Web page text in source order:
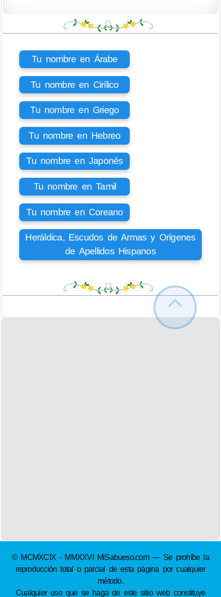
Tu nombre en Árabe
Tu nombre en Cirílico
Tu nombre en Griego
Tu nombre en Hebreo
Tu nombre en Japonés
Tu nombre en Tamil
Tu nombre en Coreano
Heráldica, Escudos de Armas y Orígenes
de Apellidos Hispanos
© MCMXCIX - MMXXVI MiSabueso.com — Se prohíbe la
reproducción total o parcial de esta página por cualquier
método.
Cualquier uso que se haga de este sitio web constituye